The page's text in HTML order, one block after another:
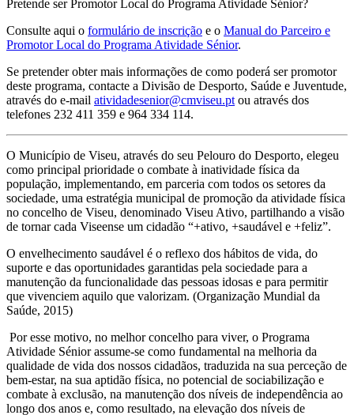
Pretende ser Promotor Local do Programa Atividade Sénior?
Consulte aqui o formulário de inscrição e o Manual do Parceiro e
Promotor Local do Programa Atividade Sénior.
Se pretender obter mais informações de como poderá ser promotor
deste programa, contacte a Divisão de Desporto, Saúde e Juventude,
através do e-mail atividadesenior@cmviseu.pt ou através dos
telefones 232 411 359 e 964 334 114.
O Município de Viseu, através do seu Pelouro do Desporto, elegeu
como principal prioridade o combate à inatividade física da
população, implementando, em parceria com todos os setores da
sociedade, uma estratégia municipal de promoção da atividade física
no concelho de Viseu, denominado Viseu Ativo, partilhando a visão
de tornar cada Viseense um cidadão “+ativo, +saudável e +feliz”.
O envelhecimento saudável é o reflexo dos hábitos de vida, do
suporte e das oportunidades garantidas pela sociedade para a
manutenção da funcionalidade das pessoas idosas e para permitir
que vivenciem aquilo que valorizam. (Organização Mundial da
Saúde, 2015)
Por esse motivo, no melhor concelho para viver, o Programa
Atividade Sénior assume-se como fundamental na melhoria da
qualidade de vida dos nossos cidadãos, traduzida na sua perceção de
bem-estar, na sua aptidão física, no potencial de sociabilização e
combate à exclusão, na manutenção dos níveis de independência ao
longo dos anos e, como resultado, na elevação dos níveis de